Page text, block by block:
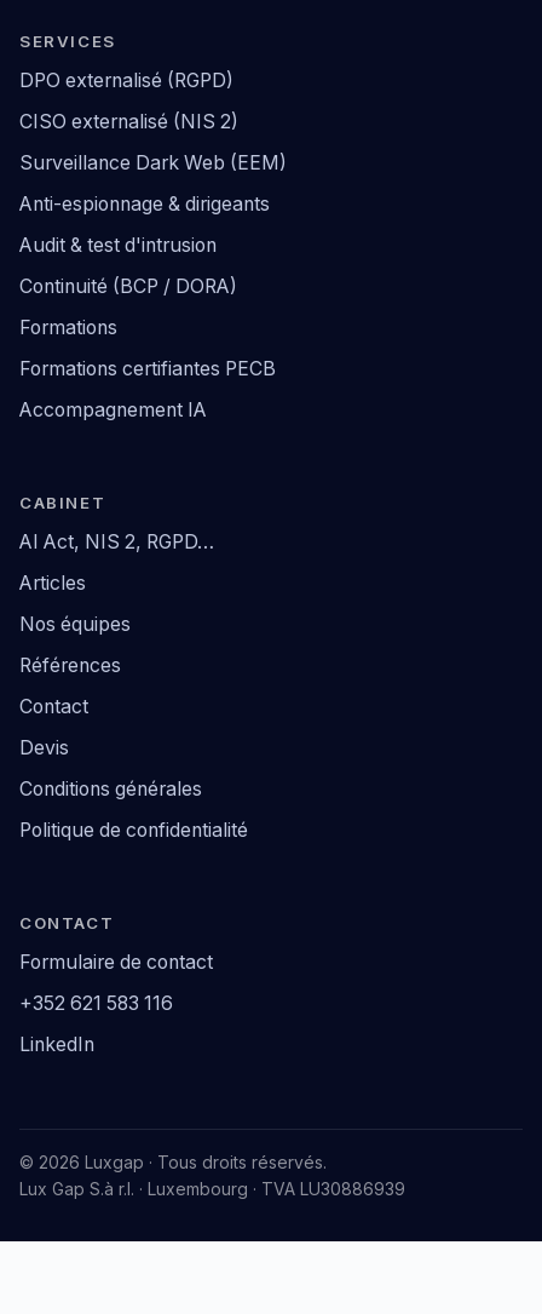
SERVICES
DPO externalisé (RGPD)
CISO externalisé (NIS 2)
Surveillance Dark Web (EEM)
Anti-espionnage & dirigeants
Audit & test d'intrusion
Continuité (BCP / DORA)
Formations
Formations certifiantes PECB
Accompagnement IA
CABINET
AI Act, NIS 2, RGPD…
Articles
Nos équipes
Références
Contact
Devis
Conditions générales
Politique de confidentialité
CONTACT
Formulaire de contact
+352 621 583 116
LinkedIn
© 2026 Luxgap · Tous droits réservés.
Lux Gap S.à r.l. · Luxembourg · TVA LU30886939